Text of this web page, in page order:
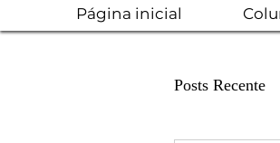
Página inicial
Posts Recente